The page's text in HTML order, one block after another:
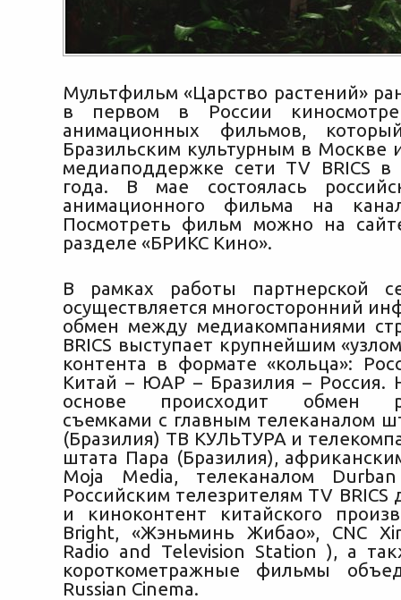
Мультфильм «Царство растений»
в первом в России киносмотре
анимационных фильмов,
Бразильским культурным в Москве
медиаподдержке сети TV BRICS
года. В мае состоялась
анимационного фильма на
Посмотреть фильм можно на
разделе «БРИКС Кино».
В рамках работы партнерской
осуществляется многосторонний
обмен между медиакомпаниями
BRICS выступает крупнейшим
контента в формате «кольца»:
Китай – ЮАР – Бразилия – Россия.
основе происходит обмен
съемками с главным телеканалом
(Бразилия) ТВ КУЛЬТУРА и
штата Пара (Бразилия),
Moja Media, телеканалом
Российским телезрителям TV BRICS
и киноконтент китайского
Bright, «Жэньминь Жибао», CNC
Radio and Television Station ), а
короткометражные фильмы
Russian Cinema.